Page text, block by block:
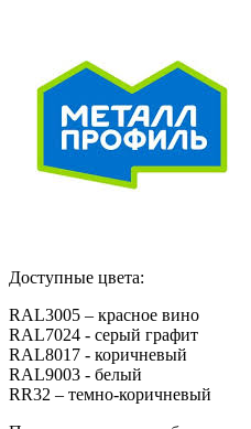
Доступные цвета:
RAL3005 – красное вино
RAL7024 - серый графит
RAL8017 - коричневый
RAL9003 - белый
RR32 – темно-коричневый